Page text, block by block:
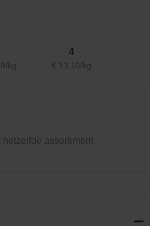
kg
4
€ 13,10/kg
assortiment